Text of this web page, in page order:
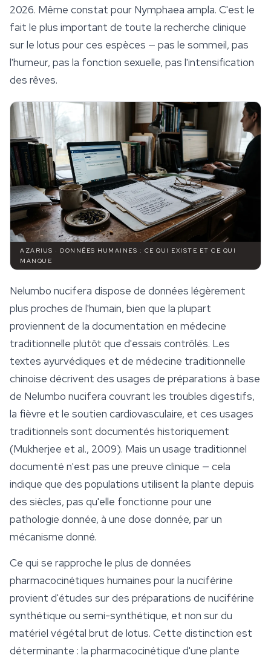
2026. Même constat pour Nymphaea ampla. C'est le
fait le plus important de toute la recherche clinique
sur le lotus pour ces espèces — pas le sommeil, pas
l'humeur, pas la fonction sexuelle, pas l'intensification
des rêves.
AZARIUS · DONNÉES HUMAINES : CE QUI EXISTE ET CE QUI
MANQUE
Nelumbo nucifera dispose de données légèrement
plus proches de l'humain, bien que la plupart
proviennent de la documentation en médecine
traditionnelle plutôt que d'essais contrôlés. Les
textes ayurvédiques et de médecine traditionnelle
chinoise décrivent des usages de préparations à base
de Nelumbo nucifera couvrant les troubles digestifs,
la fièvre et le soutien cardiovasculaire, et ces usages
traditionnels sont documentés historiquement
(Mukherjee et al., 2009). Mais un usage traditionnel
documenté n'est pas une preuve clinique — cela
indique que des populations utilisent la plante depuis
des siècles, pas qu'elle fonctionne pour une
pathologie donnée, à une dose donnée, par un
mécanisme donné.
Ce qui se rapproche le plus de données
pharmacocinétiques humaines pour la nuciférine
provient d'études sur des préparations de nuciférine
synthétique ou semi-synthétique, et non sur du
matériel végétal brut de lotus. Cette distinction est
déterminante : la pharmacocinétique d'une plante